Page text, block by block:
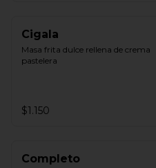
Cigala
Masa frita dulce rellena de crema
pastelera
$1.150
Completo